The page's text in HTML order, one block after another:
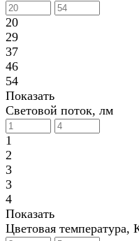
20
29
37
46
54
Показать
Световой поток, лм
1
2
3
3
4
Показать
Цветовая температура,